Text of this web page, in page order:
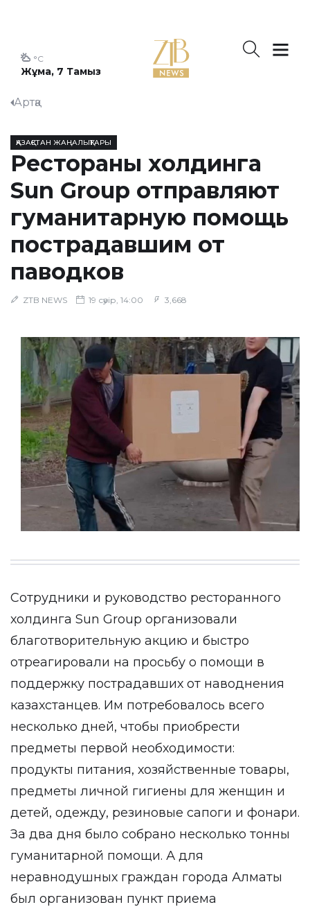
Жұма, 7 Тамыз
°C
Артқа
ҚАЗАҚСТАН ЖАҢАЛЫҚТАРЫ
Рестораны холдинга
Sun Group отправляют
гуманитарную помощь
пострадавшим от
паводков
ZTB NEWS 19 сәуір, 14:00 3,668
Сотрудники и руководство ресторанного
холдинга Sun Group организовали
благотворительную акцию и быстро
отреагировали на просьбу о помощи в
поддержку пострадавших от наводнения
казахстанцев. Им потребовалось всего
несколько дней, чтобы приобрести
предметы первой необходимости:
продукты питания, хозяйственные товары,
предметы личной гигиены для женщин и
детей, одежду, резиновые сапоги и фонари.
За два дня было собрано несколько тонны
гуманитарной помощи. А для
неравнодушных граждан города Алматы
был организован пункт приема